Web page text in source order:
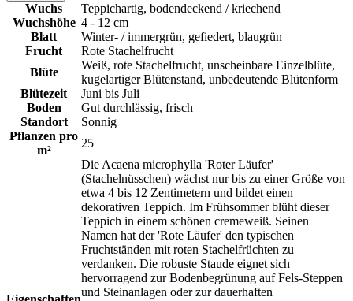
hat der 'Rote Läufer' den typischen
Fruchtständen mit roten Stachelfrüchten zu
verdanken. Die robuste Staude eignet sich
hervorragend zur Bodenbegrünung auf Fels-
Steppen und Steinanlagen oder zur
dauerhaften Grabbepflanzung. Profitieren
Sie von der pflegeleichten Eigenschaft und
erfreuen sich lange am hübschen
immergrünen Stachelnüsschen. Bitte achten
und gewährleisten Sie Schutz vor
Winternässe und Staunässe. Am wohlsten
fühlt sich der 'Rote Läufer' in größeren
Gruppen ab 10 bis 20 Pflanzen und mit 15
Stück pro Quadratmeter. Diese Staude ist
winterhart bis -23 Grad Celsius.
Wuchs
Teppichartig, bodendeckend / kriechend
Wuchshöhe 4 - 12 cm
Blatt
Winter- / immergrün, gefiedert, blaugrün
Frucht
Rote Stachelfrucht
Blüte
Weiß, rote Stachelfrucht, unscheinbare Einzelblüte,
kugelartiger Blütenstand, unbedeutende Blütenform
Blütezeit
Juni bis Juli
Boden
Gut durchlässig, frisch
Standort
Sonnig
Pflanzen pro
m²
25
Die Acaena microphylla 'Roter Läufer'
(Stachelnüsschen) wächst nur bis zu einer Größe von
etwa 4 bis 12 Zentimetern und bildet einen
dekorativen Teppich. Im Frühsommer blüht dieser
Teppich in einem schönen cremeweiß. Seinen
Namen hat der 'Rote Läufer' den typischen
Fruchtständen mit roten Stachelfrüchten zu
verdanken. Die robuste Staude eignet sich
hervorragend zur Bodenbegrünung auf Fels-Steppen
und Steinanlagen oder zur dauerhaften